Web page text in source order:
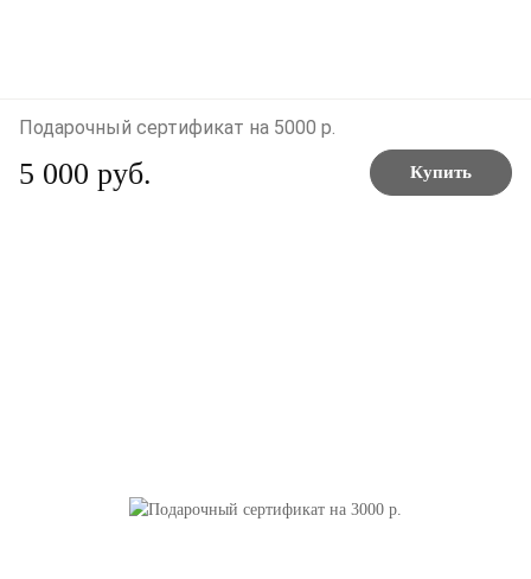
Подарочный сертификат на 5000 р.
5 000 руб. Купить